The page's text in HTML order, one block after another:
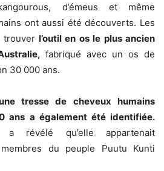
d’émeus et même
ont aussi été découverts. Les
trouver l’outil en os le plus ancien
fabriqué avec un os de
30 000 ans.
tresse de cheveux humains
ans a également été identifiée.
révélé qu’elle appartenait
du peuple Puutu Kunti